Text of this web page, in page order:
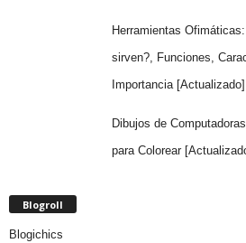
Herramientas
sirven?, Funciones,
Importancia [Actualizado]
Dibujos de
para Colorear
Blogroll
Blogichics